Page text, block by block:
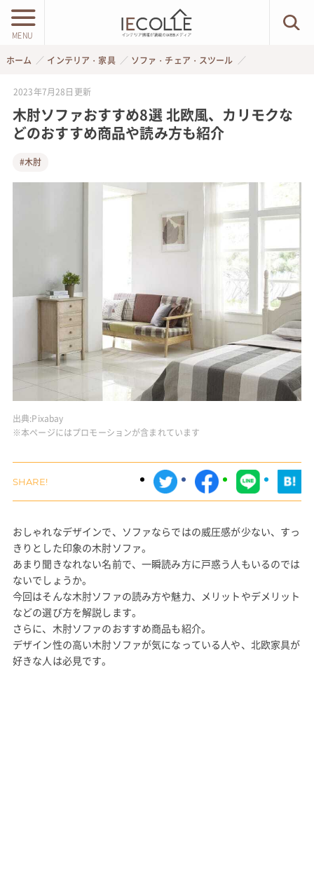
MENU
ホーム インテリア・家具 ソファ・チェア・スツール
2023年7月28日 更新
木肘ソファおすすめ8選 北欧風、カリモクな
どのおすすめ商品や読み方も紹介
#木肘
出典:Pixabay
※本ページにはプロモーションが含まれています
おしゃれなデザインで、ソファならではの威圧感が少ない、すっ
きりとした印象の木肘ソファ。
あまり聞きなれない名前で、一瞬読み方に戸惑う人もいるのでは
ないでしょうか。
今回はそんな木肘ソファの読み方や魅力、メリットやデメリット
などの選び方を解説します。
さらに、木肘ソファのおすすめ商品も紹介。
デザイン性の高い木肘ソファが気になっている人や、北欧家具が
好きな人は必見です。